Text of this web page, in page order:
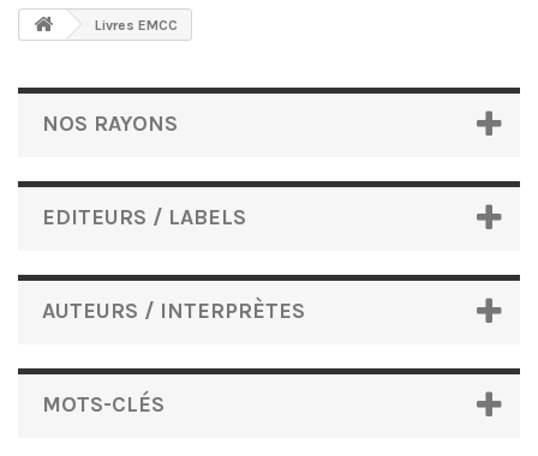
Livres EMCC
NOS RAYONS
EDITEURS / LABELS
AUTEURS / INTERPRÈTES
MOTS-CLÉS